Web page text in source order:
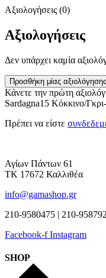
Αξιολογήσεις (0)
Αξιολογήσεις
Δεν υπάρχει καμία
Προσθήκη μίας αξιολόγησης
Κάνετε την πρώτη
Sardagna15 Κόκκινο/
Πρέπει να είστε
Αγίων Πάντων 61
ΤΚ 17672 Καλλιθέα
info@gamashop.gr
210-9580475 | 210-
Facebook-f Instagram
SHOP